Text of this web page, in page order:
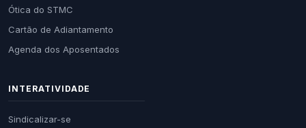
Ótica do STMC
Cartão de Adiantamento
Agenda dos Aposentados
INTERATIVIDADE
Sindicalizar-se